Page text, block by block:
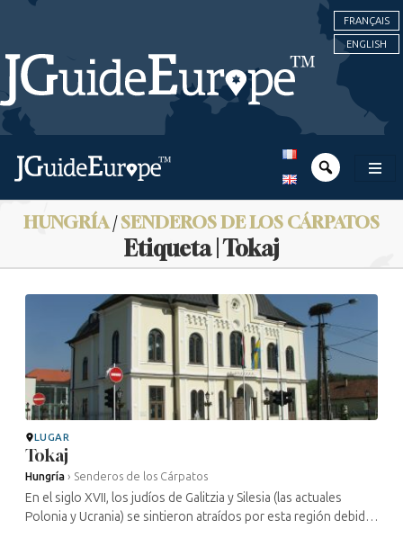
FRANÇAIS
ENGLISH
HUNGRÍA/SENDEROS DE LOS CÁRPATOS
Etiqueta | Tokaj
LUGAR
Tokaj
Hungría › Senderos de los Cárpatos
En el siglo XVII, los judíos de Galitzia y Silesia (las actuales
Polonia y Ucrania) se sintieron atraídos por esta región debido